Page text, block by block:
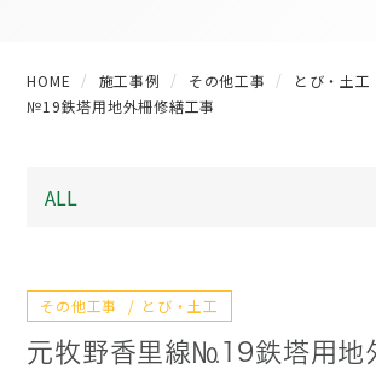
HOME 施工事例 その他工事 とび・土工
№19鉄塔用地外柵修繕工事
その他工事 とび・土工
元牧野香里線№19鉄塔用地